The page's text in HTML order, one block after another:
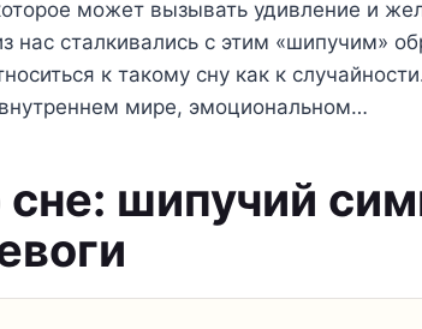
может вызывать удивление и
нас сталкивались с этим «шипучим»
к такому сну как к
мире, эмоциональном…
сне: шипучий